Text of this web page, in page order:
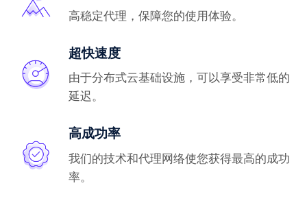
高稳定代理，保障您的使用体验。
超快速度
由于分布式云基础设施，可以享受非常低的
延迟。
高成功率
我们的技术和代理网络使您获得最高的成功
率。